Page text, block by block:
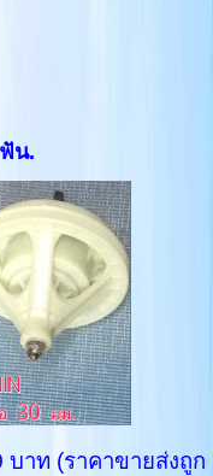
น.
ท (ราคาขายส่งถูก